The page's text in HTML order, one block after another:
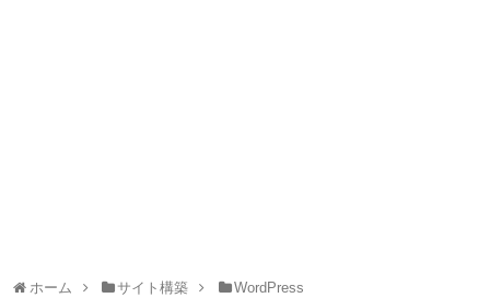
ホーム サイト構築 WordPress